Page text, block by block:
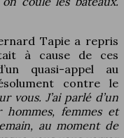
Tapie a repris
à cause de ces
quasi-appel au
contre le
vous. J’ai parlé d’un
hommes, femmes et
au moment de